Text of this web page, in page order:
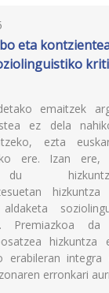
eta
emaitzek
ez dela
ezta
ere. Izan ere,
du
Premiazkoa
hizkuntza
erabileran integra
erronkari